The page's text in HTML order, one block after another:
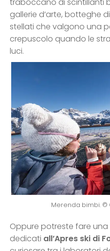
traboccano di scintillanti
gallerie d’arte, botteghe
stellati che valgono una
crepuscolo quando le
luci.
Merenda bimbi. ©
Oppure potreste fare
dedicati all’Apres ski di